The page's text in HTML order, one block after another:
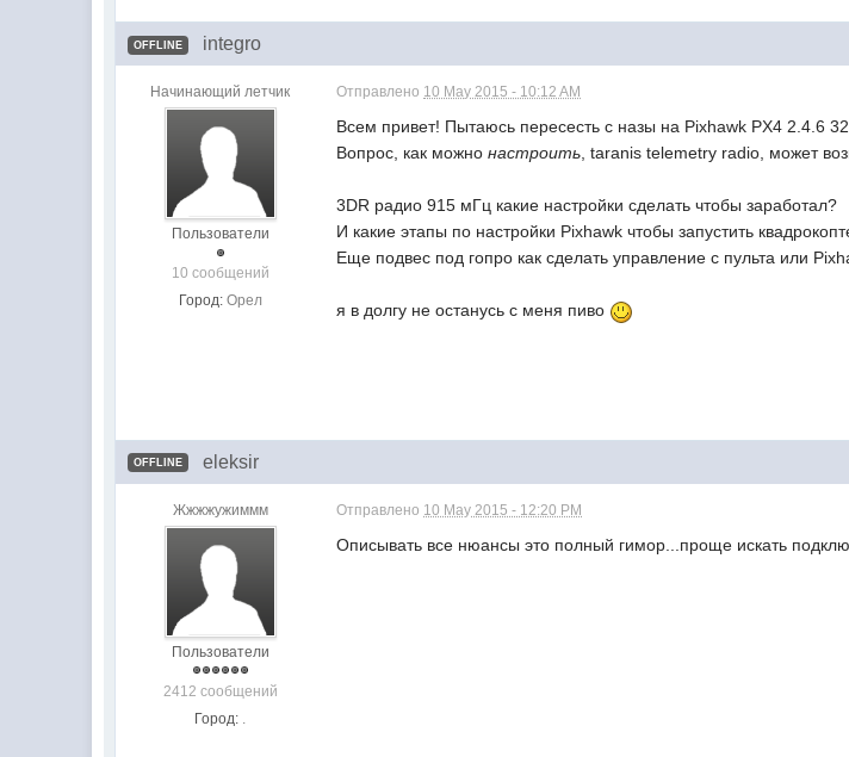
OFFLINE integro
Начинающий летчик
Пользователи
10 сообщений
Город: Орел
Отправлено 10 May 2015 - 10:12 AM
Всем привет! Пытаюсь пересесть с назы на Pixhawk PX4 2.4.6 32
Вопрос, как можнонастроить, taranis telemetry radio, может
3DR радио 915 мГц какие настройки сделать чтобы заработал?
И какие этапы по настройки Pixhawk чтобы запустить
Еще подвес под гопро как сделать управление с пульта или
я в долгу не останусь с меня пиво
OFFLINE eleksir
Жжжжужиммм
Пользователи
2412 сообщений
Город:
Отправлено 10 May 2015 - 12:20 PM
Описывать все нюансы это полный гимор...проще искать